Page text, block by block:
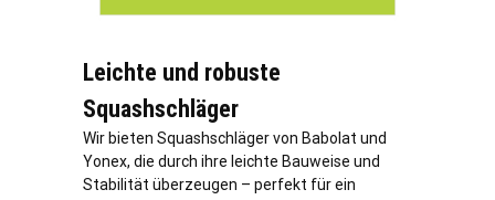
Leichte und robuste
Squashschläger
Wir bieten Squashschläger von Babolat und
Yonex, die durch ihre leichte Bauweise und
Stabilität überzeugen – perfekt für ein